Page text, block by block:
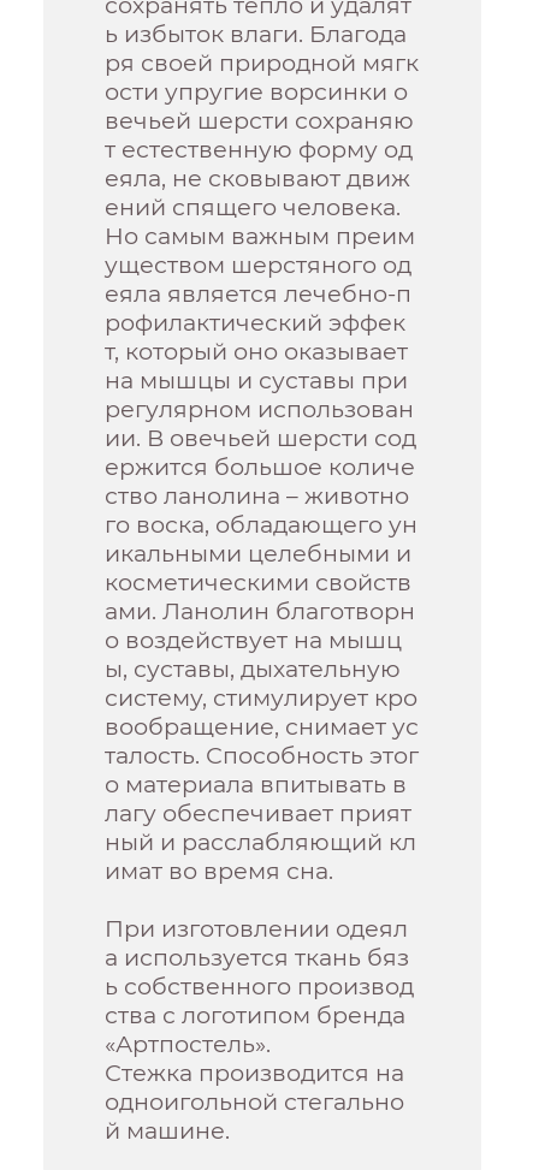
ь избыток влаги. Благода
ря своей природной мягк
ости упругие ворсинки о
вечьей шерсти сохраняю
т естественную форму од
еяла, не сковывают движ
ений спящего человека.
Но самым важным преим
уществом шерстяного од
еяла является лечебно-п
рофилактический эффек
т, который оно оказывает
на мышцы и суставы при
регулярном использован
ии. В овечьей шерсти сод
ержится большое количе
ство ланолина – животно
го воска, обладающего ун
икальными целебными и
косметическими свойств
ами. Ланолин благотворн
о воздействует на мышц
ы, суставы, дыхательную
систему, стимулирует кро
вообращение, снимает ус
талость. Способность этог
о материала впитывать в
лагу обеспечивает прият
ный и расслабляющий кл
имат во время сна.
При изготовлении одеял
а используется ткань бяз
ь собственного производ
ства с логотипом бренда
«Артпостель».
Стежка производится на
одноигольной стегально
й машине.